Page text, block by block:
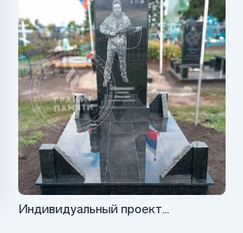
Индивидуальный проект